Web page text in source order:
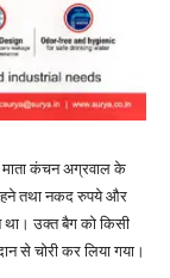
माता कंचन अग्रवाल के
तथा नकद रुपये और
था। उक्त बैग को किसी
से चोरी कर लिया गया।